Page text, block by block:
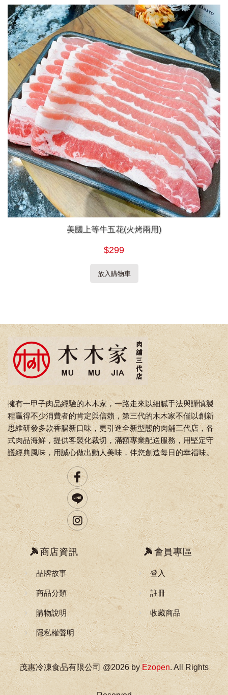
美國上等牛五花(火烤兩用)
$299
放入購物車
擁有一甲子肉品經驗的木木家，一路走來以細膩手法與謹慎製
程贏得不少消費者的肯定與信賴，第三代的木木家不僅以創新
思維研發多款香腸新口味，更引進全新型態的肉舖三代店，各
式肉品海鮮，提供客製化裁切，滿額專業配送服務，用堅定守
護經典風味，用誠心做出動人美味，伴您創造每日的幸福味。
商店資訊
品牌故事
商品分類
購物說明
隱私權聲明
會員專區
登入
註冊
收藏商品
茂惠冷凍食品有限公司 @2026 byEzopen. All Rights